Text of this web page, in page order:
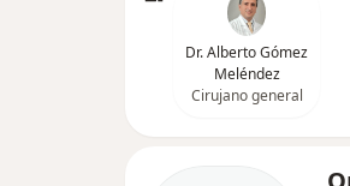
Dr. Alberto Gómez
Meléndez
Cirujano general